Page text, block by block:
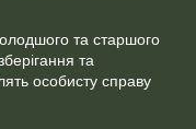
та старшого
та
особисту справу